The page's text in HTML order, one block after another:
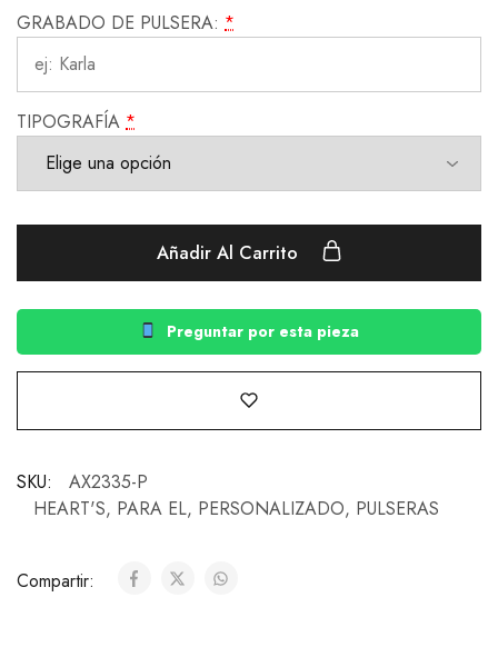
GRABADO DE PULSERA: *
TIPOGRAFÍA *
Añadir Al Carrito
Preguntar por esta pieza
SKU:
AX2335-P
HEART'S, PARA EL, PERSONALIZADO, PULSERAS
Compartir: